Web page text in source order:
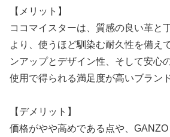
【メリット】
ココマイスターは、質感の良い革と
より、使うほど馴染む耐久性を備え
ンアップとデザイン性、そして安心
使用で得られる満足度が高いブラン
【デメリット】
価格がやや高めである点や、